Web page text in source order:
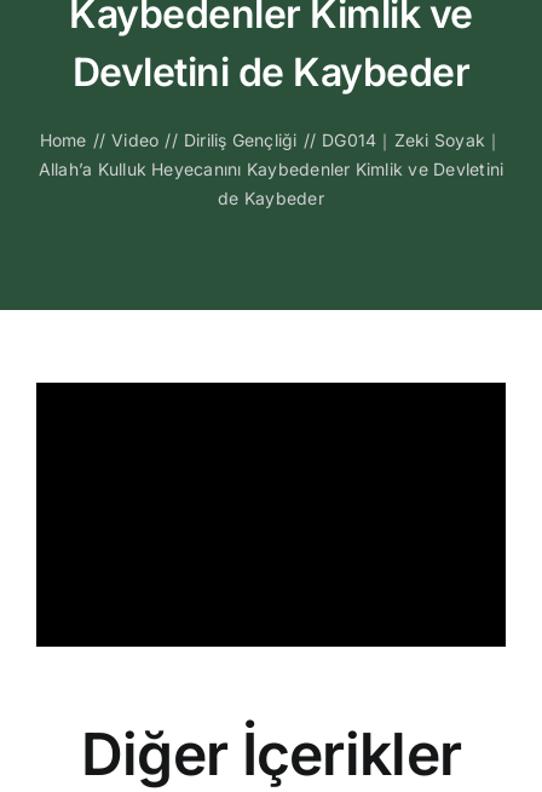
Video
Sesli
Kaybedenler Kimlik ve
Devletini de Kaybeder
Home // Video // Diriliş Gençliği // DG014｜Zeki Soyak｜
Allah’a Kulluk Heyecanını Kaybedenler Kimlik ve Devletini
de Kaybeder
Diğer İçerikler